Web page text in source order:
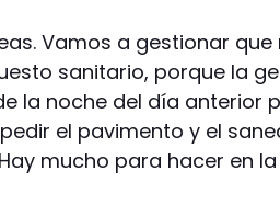
Vamos a gestionar
sanitario, porque la
la noche del día anterior
el pavimento y el
mucho para hacer en la